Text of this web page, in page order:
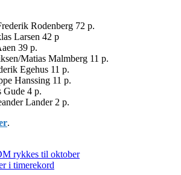
Rodenberg 72 p.
Larsen 42 p
39 p.
Matias Malmberg 11 p.
Egehus 11 p.
Hanssing 11 p.
Gude 4 p.
Lander 2 p.
.
rykkes til oktober
i timerekord